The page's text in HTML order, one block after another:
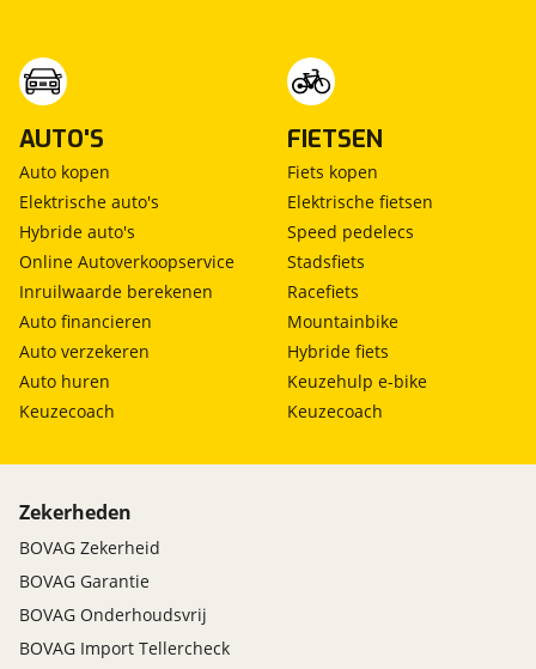
AUTO'S
Auto kopen
Elektrische auto's
Hybride auto's
Online Autoverkoopservice
Inruilwaarde berekenen
Auto financieren
Auto verzekeren
Auto huren
Keuzecoach
FIETSEN
Fiets kopen
Elektrische fietsen
Speed pedelecs
Stadsfiets
Racefiets
Mountainbike
Hybride fiets
Keuzehulp e-bike
Keuzecoach
Zekerheden
BOVAG Zekerheid
BOVAG Garantie
BOVAG Onderhoudsvrij
BOVAG Import Tellercheck